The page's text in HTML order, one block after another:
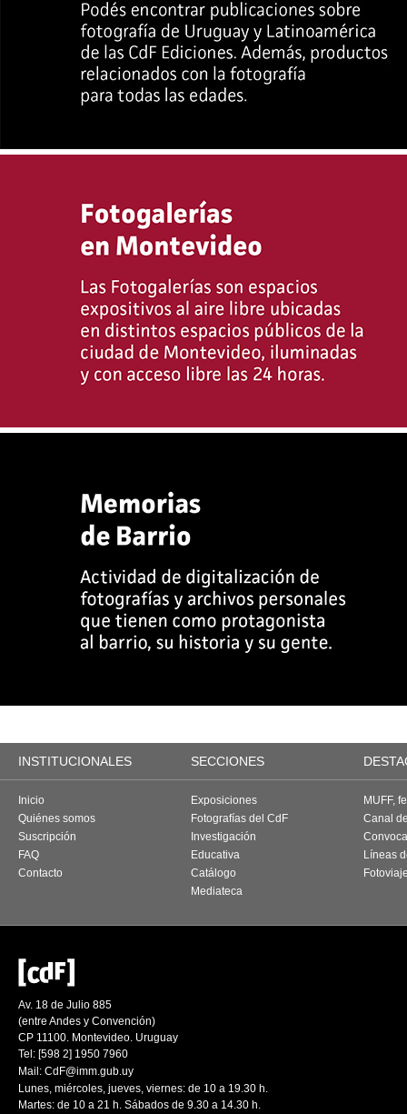
INSTITUCIONALES SECCIONES
Inicio
Quiénes somos
Suscripción
FAQ
Contacto
Exposiciones
Fotografías del CdF
Investigación
Educativa
Catálogo
Mediateca
MUFF,
Canal
Líneas
Av. 18 de Julio 885
(entre Andes y Convención)
CP 11100. Montevideo. Uruguay
Tel: [598 2] 1950 7960
Mail: CdF@imm.gub.uy
Lunes, miércoles, jueves, viernes: de 10 a 19.30 h.
Martes: de 10 a 21 h. Sábados de 9.30 a 14.30 h.